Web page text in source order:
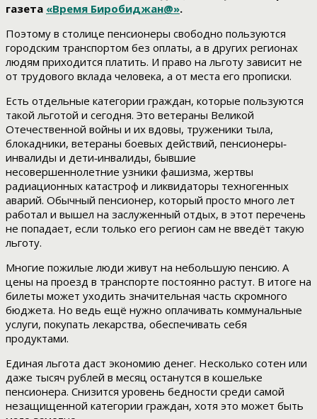
газета «Время Биробиджан@».
Поэтому в столице пенсионеры свободно пользуются
городским транспортом без оплаты, а в других регионах
людям приходится платить. И право на льготу зависит не
от трудового вклада человека, а от места его прописки.
Есть отдельные категории граждан, которые пользуются
такой льготой и сегодня. Это ветераны Великой
Отечественной войны и их вдовы, труженики тыла,
блокадники, ветераны боевых действий, пенсионеры‐
инвалиды и дети‐инвалиды, бывшие
несовершеннолетние узники фашизма, жертвы
радиационных катастроф и ликвидаторы техногенных
аварий. Обычный пенсионер, который просто много лет
работал и вышел на заслуженный отдых, в этот перечень
не попадает, если только его регион сам не введёт такую
льготу.
Многие пожилые люди живут на небольшую пенсию. А
цены на проезд в транспорте постоянно растут. В итоге на
билеты может уходить значительная часть скромного
бюджета. Но ведь ещё нужно оплачивать коммунальные
услуги, покупать лекарства, обеспечивать себя
продуктами.
Единая льгота даст экономию денег. Несколько сотен или
даже тысяч рублей в месяц останутся в кошельке
пенсионера. Снизится уровень бедности среди самой
незащищенной категории граждан, хотя это может быть